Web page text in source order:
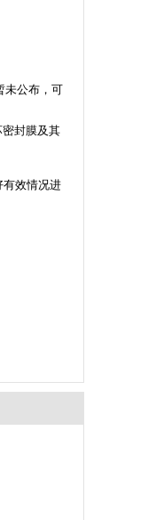
未公布，可
封膜及其
效情况进